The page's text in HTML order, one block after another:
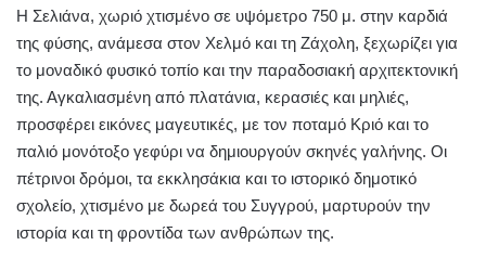
Η Σελιάνα, χωριό χτισμένο σε υψόμετρο 750 μ. στην καρδιά
της φύσης, ανάμεσα στον Χελμό και τη Ζάχολη, ξεχωρίζει για
το μοναδικό φυσικό τοπίο και την παραδοσιακή αρχιτεκτονική
της. Αγκαλιασμένη από πλατάνια, κερασιές και μηλιές,
προσφέρει εικόνες μαγευτικές, με τον ποταμό Κριό και το
παλιό μονότοξο γεφύρι να δημιουργούν σκηνές γαλήνης. Οι
πέτρινοι δρόμοι, τα εκκλησάκια και το ιστορικό δημοτικό
σχολείο, χτισμένο με δωρεά του Συγγρού, μαρτυρούν την
ιστορία και τη φροντίδα των ανθρώπων της.